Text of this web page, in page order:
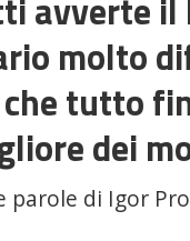
avverte il
molto
tutto
dei
parole di Igor